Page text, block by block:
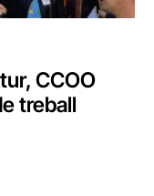
CCOO
treball